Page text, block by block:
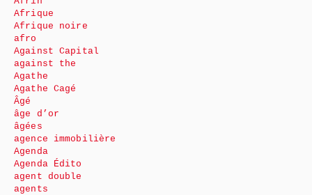
Afrique
Afrique noire
afro
Against Capital
against the
Agathe
Agathe Cagé
Âgé
âge d’or
âgées
agence immobilière
Agenda
Agenda Édito
agent double
agents